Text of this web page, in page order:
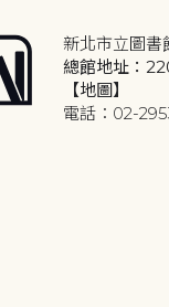
新北市立圖書
總館地址：
【地圖】
電話：02-